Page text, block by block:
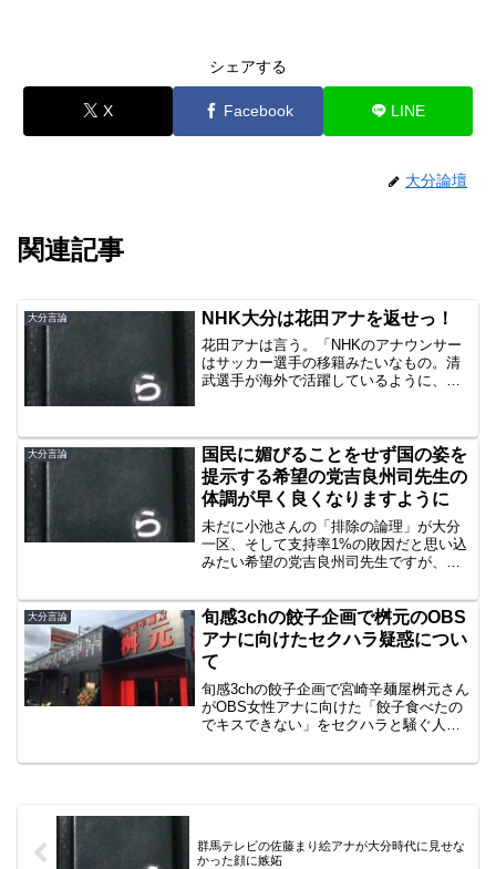
シェアする
X Facebook LINE
大分論壇
関連記事
大分言論 NHK大分は花田アナを返せっ！
花田アナは言う。「NHKのアナウンサー
はサッカー選手の移籍みたいなもの。清
武選手が海外で活躍しているように、い
保方さんのサイトの...
大分言論
国民に媚びることをせず国の姿を
提示する希望の党吉良州司先生の
体調が早く良くなりますように
未だに小池さんの「排除の論理」が大分
一区、そして支持率1%の敗因だと思い込
みたい希望の党吉良州司先生ですが、約
と判断しないことに僕は理解できませ
ん。そんな吉良先生ですが産経にインタ
ビューが掲載されてい...
大分言論
旬感3chの餃子企画で桝元のOBS
アナに向けたセクハラ疑惑につい
て
旬感3chの餃子企画で宮崎辛麺屋桝元さん
がOBS女性アナに向けた「餃子食べたの
でキスできない」をセクハラと騒ぐ人が
群馬テレビの佐藤まり絵アナが大分時代に見せな
かった顔に嫉妬